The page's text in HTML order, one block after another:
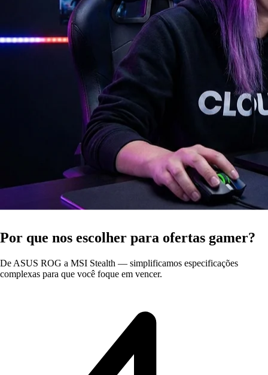
Por que nos escolher para ofertas gamer?
De ASUS ROG a MSI Stealth — simplificamos especificações
complexas para que você foque em vencer.